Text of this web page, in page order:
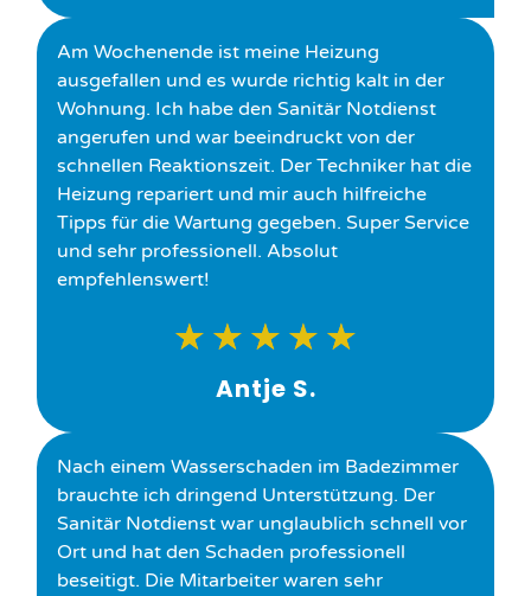
Am Wochenende ist meine Heizung
ausgefallen und es wurde richtig kalt in der
Wohnung. Ich habe den Sanitär Notdienst
angerufen und war beeindruckt von der
schnellen Reaktionszeit. Der Techniker hat die
Heizung repariert und mir auch hilfreiche
Tipps für die Wartung gegeben. Super Service
und sehr professionell. Absolut
empfehlenswert!
★ ★ ★ ★ ★
Antje S.
Nach einem Wasserschaden im Badezimmer
brauchte ich dringend Unterstützung. Der
Sanitär Notdienst war unglaublich schnell vor
Ort und hat den Schaden professionell
beseitigt. Die Mitarbeiter waren sehr